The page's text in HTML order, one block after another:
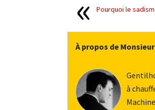
Pourquoi le
À propos de
à